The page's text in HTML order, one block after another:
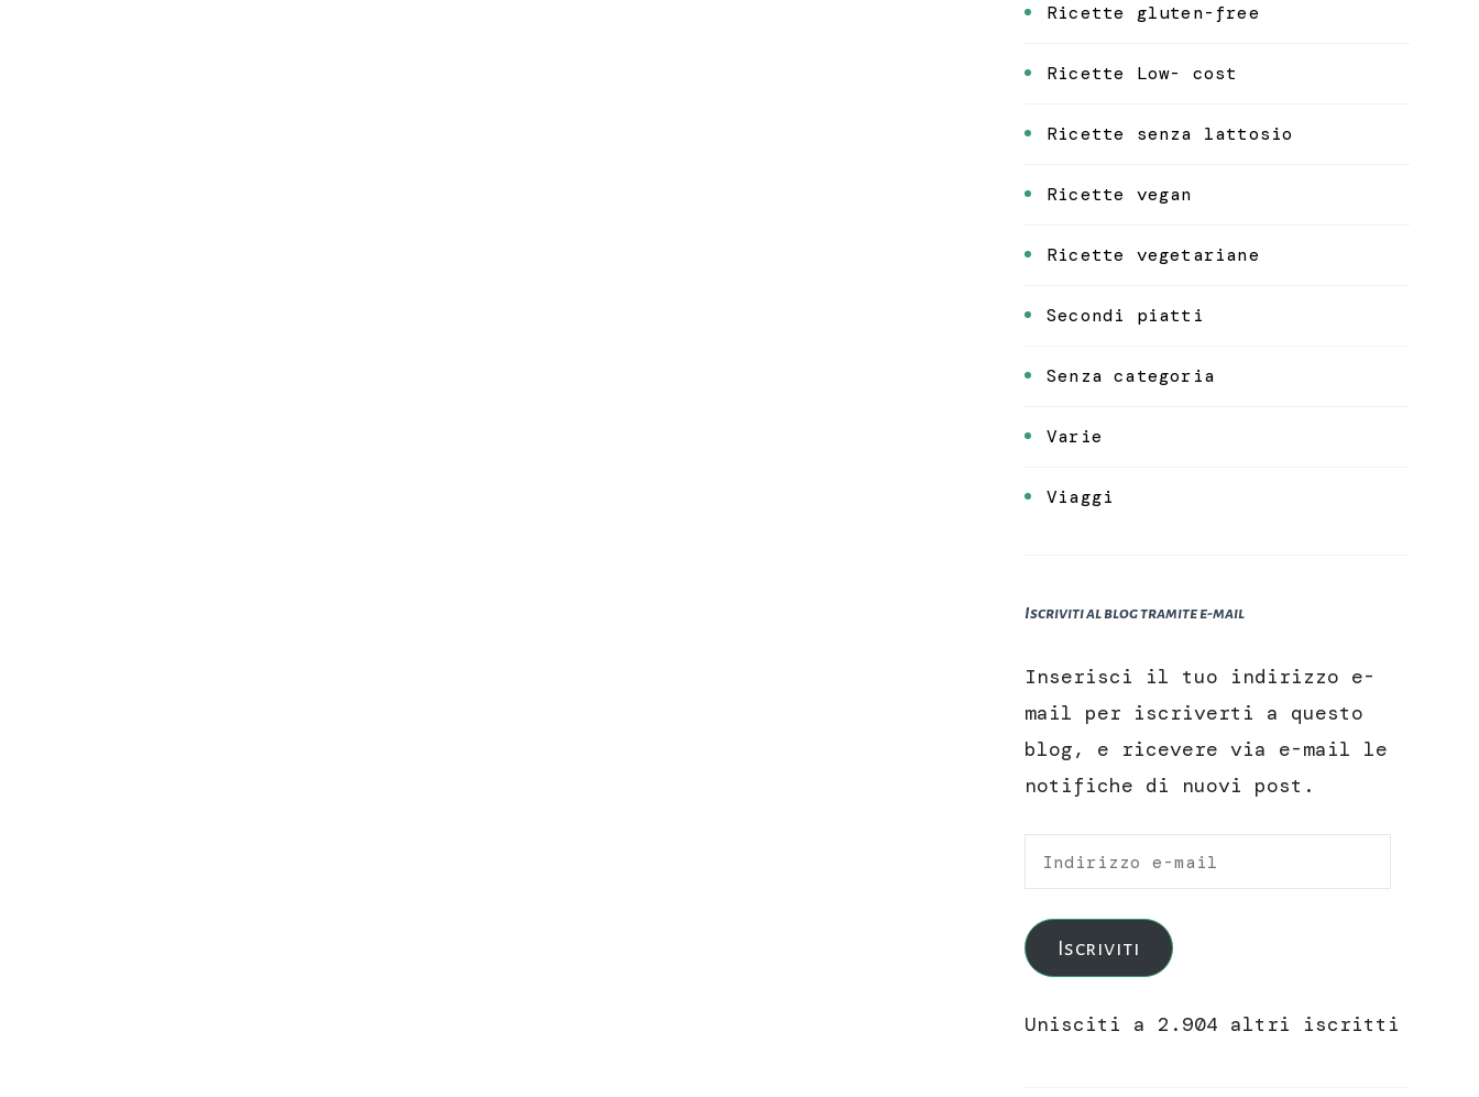
Ricette gluten-free
Ricette Low- cost
Ricette senza lattosio
Ricette vegan
Ricette vegetariane
Secondi piatti
Senza categoria
Varie
Viaggi
Iscriviti al blog tramite e-mail
Inserisci il tuo indirizzo e-
mail per iscriverti a questo
blog, e ricevere via e-mail le
notifiche di nuovi post.
Indirizzo
mail
Iscriviti
Unisciti a 2.904 altri iscritti